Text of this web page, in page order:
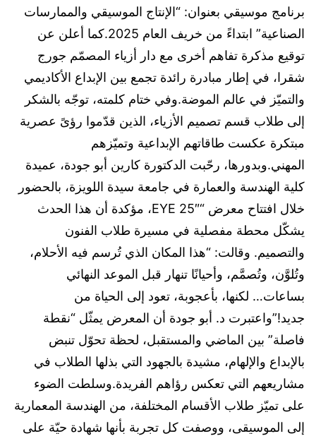
برنامج موسيقي بعنوان: “الإنتاج الموسيقي والممارسات
الصناعية” ابتداءً من خريف العام 2025.كما أعلن عن
توقيع مذكرة تفاهم أخرى مع دار أزياء المصمّم جورج
شقرا، في إطار مبادرة رائدة تجمع بين الإبداع الأكاديمي
والتميّز في عالم الموضة.وفي ختام كلمته، توجّه بالشكر
إلى طلاب قسم تصميم الأزياء، الذين قدّموا رؤىً عصرية
مبتكرة عكست طاقاتهم الإبداعية وتميّزهم
المهني.وبدورها، رحّبت الدكتورة كارين أبو جودة، عميدة
كلية الهندسة والعمارة في جامعة سيدة اللويزة، بالحضور
خلال افتتاح معرض “EYE 25″، مؤكدة أن هذا الحدث
يشكّل محطة مفصلية في مسيرة طلاب الفنون
والتصميم. وقالت: “هذا المكان الذي تُرسم فيه الأحلام،
وتُلوَّن، وتُصمَّم، وأحيانًا تنهار قبل الموعد النهائي
بساعات… لكنها، بأعجوبة، تعود إلى الحياة من
جديد!”واعتبرت د. أبو جودة أن المعرض يمثّل “نقطة
فاصلة” بين الماضي والمستقبل، لحظة تحوّل تنبض
بالإبداع والإلهام، مشيدة بالجهود التي بذلها الطلاب في
مشاريعهم التي تعكس رؤاهم الفريدة.وسلطت الضوء
على تميّز طلاب الأقسام المختلفة، من الهندسة المعمارية
إلى الموسيقى، ووصفت كل تجربة بأنها شهادة حيّة على